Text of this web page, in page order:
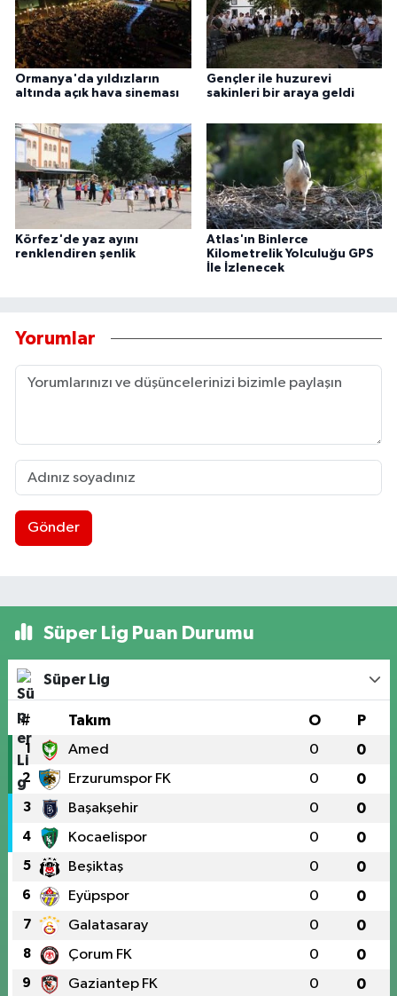
Ormanya'da yıldızların
altında açık hava sineması
Gençler ile huzurevi
sakinleri bir araya geldi
Körfez'de yaz ayını
renklendiren şenlik
Atlas'ın Binlerce
Kilometrelik Yolculuğu GPS
İle İzlenecek
Yorumlar
Gönder
Süper Lig Puan Durumu
Süper Lig
# Takım O P
1 Amed 0 0
2 Erzurumspor FK 0 0
3 Başakşehir 0 0
4 Kocaelispor 0 0
5 Beşiktaş 0 0
6 Eyüpspor 0 0
7 Galatasaray 0 0
8 Çorum FK 0 0
9 Gaziantep FK 0 0